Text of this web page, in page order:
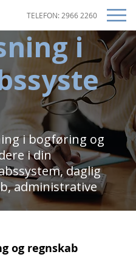
TELEFON: 2966 2260
i
i bogføring og
i din
daglig
administrative
og regnskab